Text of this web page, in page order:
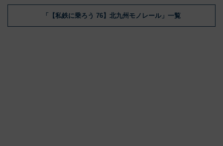
「【私鉄に乗ろう 76】北九州モノレール」一覧